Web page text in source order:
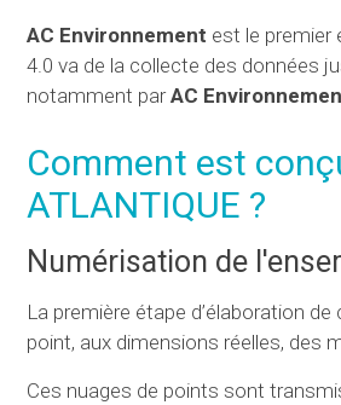
AC Environnement est le premier
4.0 va de la collecte des données
notamment parAC
Comment est
ATLANTIQUE ?
Numérisation de
La première étape d’élaboration de
point, aux dimensions réelles, des
Ces nuages de points sont